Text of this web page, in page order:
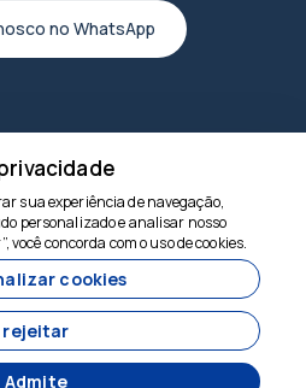
no WhatsApp
sua experiência de navegação,
personalizado e analisar nosso
você concorda com o uso de cookies.
cookies
rejeitar
Admite